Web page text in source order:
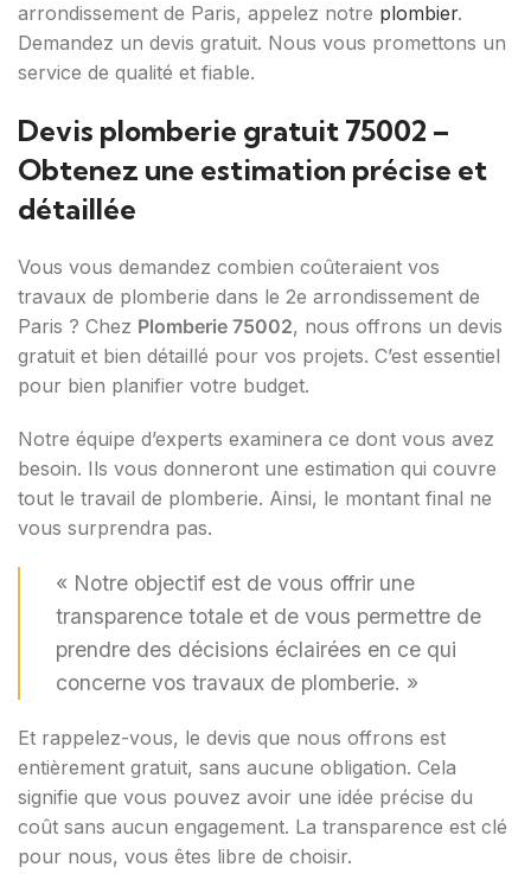
arrondissement de Paris, appelez notre plombier.
Demandez un devis gratuit. Nous vous promettons un
service de qualité et fiable.
Devis plomberie gratuit 75002 –
Obtenez une estimation précise et
détaillée
Vous vous demandez combien coûteraient vos
travaux de plomberie dans le 2e arrondissement de
Paris ? Chez Plomberie 75002, nous offrons un devis
gratuit et bien détaillé pour vos projets. C’est essentiel
pour bien planifier votre budget.
Notre équipe d’experts examinera ce dont vous avez
besoin. Ils vous donneront une estimation qui couvre
tout le travail de plomberie. Ainsi, le montant final ne
vous surprendra pas.
« Notre objectif est de vous offrir une
transparence totale et de vous permettre de
prendre des décisions éclairées en ce qui
concerne vos travaux de plomberie. »
Et rappelez-vous, le devis que nous offrons est
entièrement gratuit, sans aucune obligation. Cela
signifie que vous pouvez avoir une idée précise du
coût sans aucun engagement. La transparence est clé
pour nous, vous êtes libre de choisir.